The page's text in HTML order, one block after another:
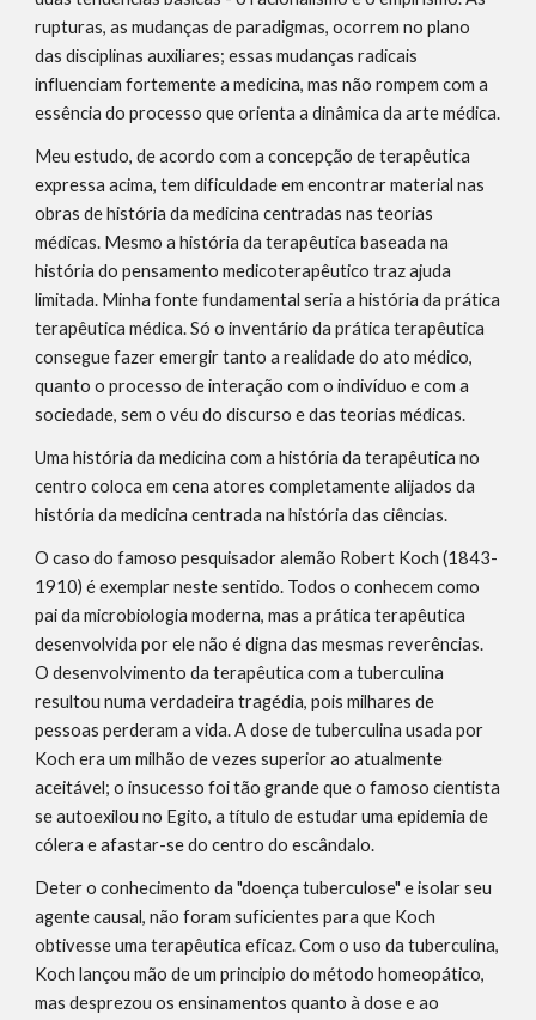
rupturas, as mudanças de paradigmas, ocorrem no plano
das disciplinas auxiliares; essas mudanças radicais
influenciam fortemente a medicina, mas não rompem com a
essência do processo que orienta a dinâmica da arte médica.
Meu estudo, de acordo com a concepção de terapêutica
expressa acima, tem dificuldade em encontrar material nas
obras de história da medicina centradas nas teorias
médicas. Mesmo a história da terapêutica baseada na
história do pensamento medicoterapêutico traz ajuda
limitada. Minha fonte fundamental seria a história da prática
terapêutica médica. Só o inventário da prática terapêutica
consegue fazer emergir tanto a realidade do ato médico,
quanto o processo de interação com o indivíduo e com a
sociedade, sem o véu do discurso e das teorias médicas.
Uma história da medicina com a história da terapêutica no
centro coloca em cena atores completamente alijados da
história da medicina centrada na história das ciências.
O caso do famoso pesquisador alemão Robert Koch (1843-
1910) é exemplar neste sentido. Todos o conhecem como
pai da microbiologia moderna, mas a prática terapêutica
desenvolvida por ele não é digna das mesmas reverências.
O desenvolvimento da terapêutica com a tuberculina
resultou numa verdadeira tragédia, pois milhares de
pessoas perderam a vida. A dose de tuberculina usada por
Koch era um milhão de vezes superior ao atualmente
aceitável; o insucesso foi tão grande que o famoso cientista
se autoexilou no Egito, a título de estudar uma epidemia de
cólera e afastar-se do centro do escândalo.
Deter o conhecimento da "doença tuberculose" e isolar seu
agente causal, não foram suficientes para que Koch
obtivesse uma terapêutica eficaz. Com o uso da tuberculina,
Koch lançou mão de um principio do método homeopático,
mas desprezou os ensinamentos quanto à dose e ao